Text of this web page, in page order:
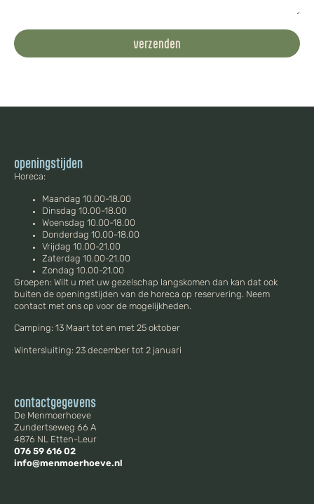
verzenden
openingstijden
Horeca:
Maandag 10.00-18.00
Dinsdag 10.00-18.00
Woensdag 10.00-18.00
Donderdag 10.00-18.00
Vrijdag 10.00-21.00
Zaterdag 10.00-21.00
Zondag 10.00-21.00
Groepen: Wilt u met uw gezelschap langskomen dan kan dat ook
buiten de openingstijden van de horeca op reservering. Neem
contact met ons op voor de mogelijkheden.
Camping: 13 Maart tot en met 25 oktober
Wintersluiting: 23 december tot 2 januari
contactgegevens
De Menmoerhoeve
Zundertseweg 66 A
4876 NL Etten-Leur
076 59 616 02
info@menmoerhoeve.nl